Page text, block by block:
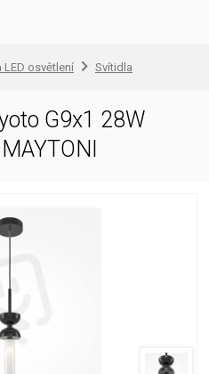
LED osvětlení Svítidla
G9x1 28W